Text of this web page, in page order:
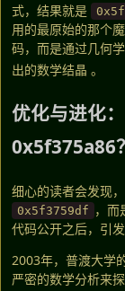
式，结果就是
用的最原始的那个
码，而是通过几何
出的数学结晶 。
优化与进化
0x5f375a86？
细心的读者会发现
0x5f3759df ，而
代码公开之后，引
2003年，普渡大学
严密的数学分析来